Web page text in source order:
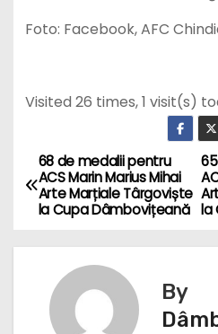
Foto: Facebook, AFC
Visited 26 times, 1 visit(s)
N
a
v
la
68 de medalii pentru
ACS Marin Marius Mihai
Arte Marțiale Târgoviște
la Cupa Dâmbovițeană
By